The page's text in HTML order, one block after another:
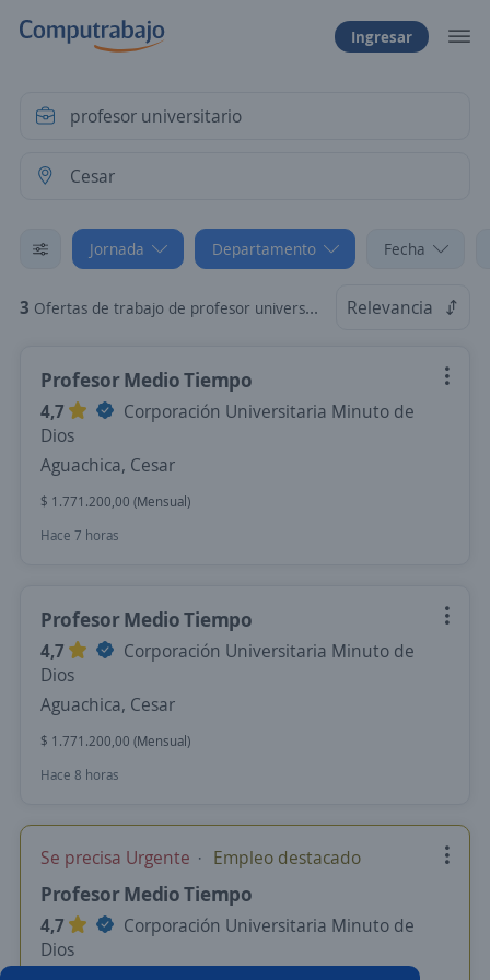
Ingresar
Jornada Departamento Fecha
3 Ofertas de trabajo de profesor universitario en Cesar: Tiempo Parcial Relevancia
Profesor Medio Tiempo
4,7
Corporación Universitaria Minuto de
Dios
Aguachica, Cesar
$ 1.771.200,00 (Mensual)
Hace 7 horas
Profesor Medio Tiempo
4,7
Corporación Universitaria Minuto de
Dios
Aguachica, Cesar
$ 1.771.200,00 (Mensual)
Hace 8 horas
Se precisa Urgente Empleo destacado
Profesor Medio Tiempo
4,7
Corporación Universitaria Minuto de
Dios